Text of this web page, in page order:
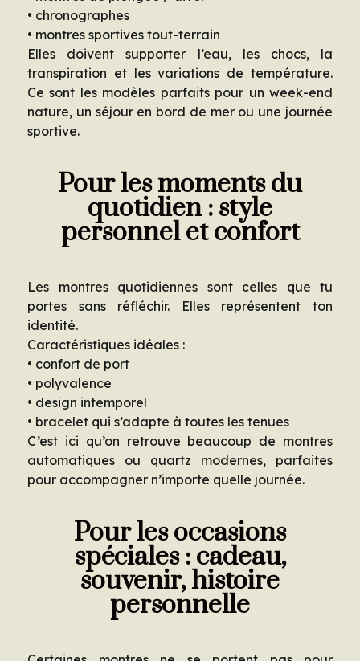
• chronographes
• montres sportives tout-terrain
Elles doivent supporter l’eau, les chocs, la
transpiration et les variations de température.
Ce sont les modèles parfaits pour un week-end
nature, un séjour en bord de mer ou une journée
sportive.
Pour les moments du
quotidien : style
personnel et confort
Les montres quotidiennes sont celles que tu
portes sans réfléchir. Elles représentent ton
identité.
Caractéristiques idéales :
• confort de port
• polyvalence
• design intemporel
• bracelet qui s’adapte à toutes les tenues
C’est ici qu’on retrouve beaucoup de montres
automatiques ou quartz modernes, parfaites
pour accompagner n’importe quelle journée.
Pour les occasions
spéciales : cadeau,
souvenir, histoire
personnelle